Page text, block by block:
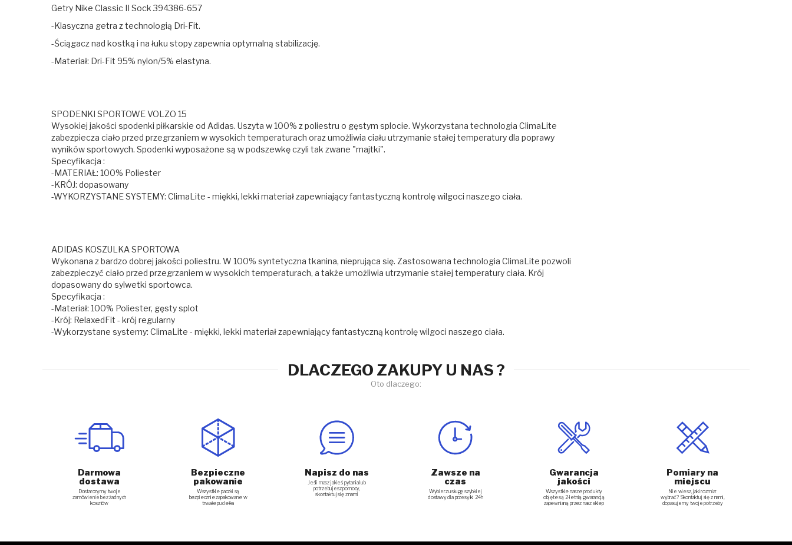
Getry Nike Classic II Sock 394386-657
-Klasyczna getra z technologią Dri-Fit.
-Ściągacz nad kostką i na łuku stopy zapewnia optymalną stabilizację.
-Materiał: Dri-Fit 95% nylon/5% elastyna.
SPODENKI SPORTOWE VOLZO 15
Wysokiej jakości spodenki piłkarskie od Adidas. Uszyta w 100% z poliestru o gęstym splocie. Wykorzystana technologia ClimaLite
zabezpiecza ciało przed przegrzaniem w wysokich temperaturach oraz umożliwia ciału utrzymanie stałej temperatury dla poprawy
wyników sportowych. Spodenki wyposażone są w podszewkę czyli tak zwane "majtki".
Specyfikacja :
-MATERIAŁ: 100% Poliester
-KRÓJ: dopasowany
-WYKORZYSTANE SYSTEMY: ClimaLite - miękki, lekki materiał zapewniający fantastyczną kontrolę wilgoci naszego ciała.
ADIDAS KOSZULKA SPORTOWA
Wykonana z bardzo dobrej jakości poliestru. W 100% syntetyczna tkanina, nieprująca się. Zastosowana technologia ClimaLite pozwoli
zabezpieczyć ciało przed przegrzaniem w wysokich temperaturach, a także umożliwia utrzymanie stałej temperatury ciała. Krój
dopasowany do sylwetki sportowca.
Specyfikacja :
-Materiał: 100% Poliester, gęsty splot
-Krój: RelaxedFit - krój regularny
-Wykorzystane systemy: ClimaLite - miękki, lekki materiał zapewniający fantastyczną kontrolę wilgoci naszego ciała.
DLACZEGO ZAKUPY U NAS ?
Oto dlaczego:
Darmowa
dostawa
Dostarczymy twoje
zamówienie bez żadnych
kosztów
Bezpieczne
pakowanie
Wszystkie paczki są
bezpiecznie zapakowane w
trwałe pudełka
Napisz do nas
Jeśli masz jakieś pytania lub
potrzebujesz pomocy,
skontaktuj się z nami
Zawsze na
czas
Wybierz usługę szybkiej
dostawy dla przesyłki 24h
Gwarancja
jakości
Wszystkie nasze produkty
objęte są 2-letnią gwarancją
zapewnianą przez nasz sklep
Pomiary na
miejscu
Nie wiesz, jaki rozmiar
wybrać? Skontaktuj się z nami,
dopasujemy twoje potrzeby